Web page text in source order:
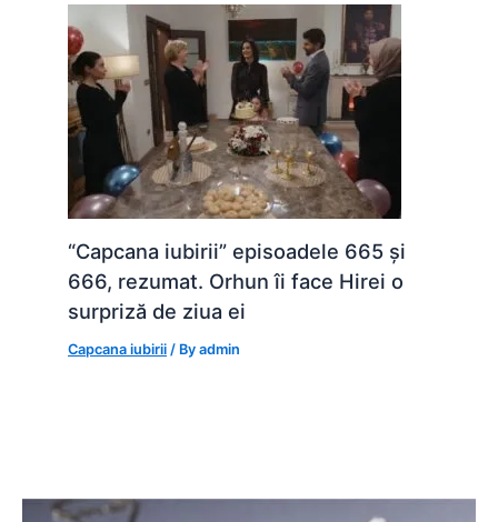
“Capcana iubirii” episoadele 665 și
666, rezumat. Orhun îi face Hirei o
surpriză de ziua ei
Capcana iubirii / Byadmin